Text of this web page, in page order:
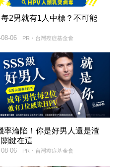
2男就有1人中標？不可能
PR・台灣癌症基金會
06
率淪陷！你是好男人還是渣
鍵在這
PR・台灣癌症基金會
06